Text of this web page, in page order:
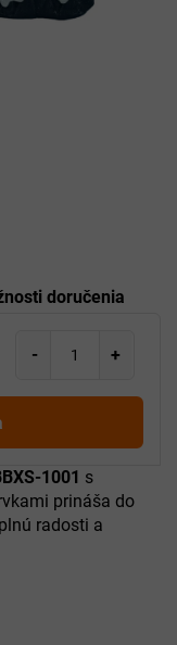
doručenia
1001 s
prináša do
radosti a